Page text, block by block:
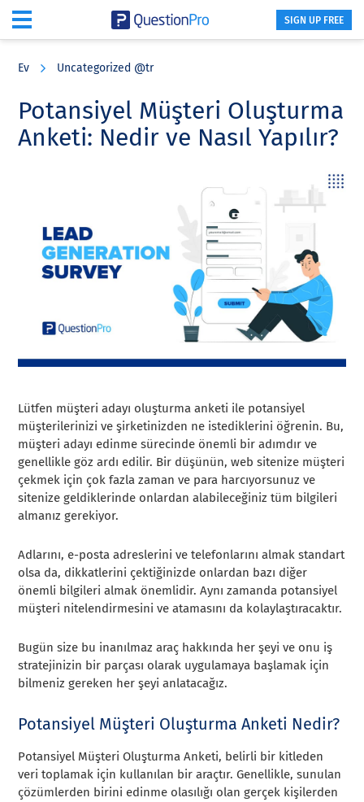
content
sidebar
SIGN UP FREE
Ev Uncategorized @tr
Potansiyel Müşteri Oluşturma
Anketi: Nedir ve Nasıl Yapılır?
Lütfen müşteri adayı oluşturma anketi ile potansiyel
müşterilerinizi ve şirketinizden ne istediklerini öğrenin. Bu,
müşteri adayı edinme sürecinde önemli bir adımdır ve
genellikle göz ardı edilir. Bir düşünün, web sitenize müşteri
çekmek için çok fazla zaman ve para harcıyorsunuz ve
sitenize geldiklerinde onlardan alabileceğiniz tüm bilgileri
almanız gerekiyor.
Adlarını, e-posta adreslerini ve telefonlarını almak standart
olsa da, dikkatlerini çektiğinizde onlardan bazı diğer
önemli bilgileri almak önemlidir. Aynı zamanda potansiyel
müşteri nitelendirmesini ve atamasını da kolaylaştıracaktır.
Bugün size bu inanılmaz araç hakkında her şeyi ve onu iş
stratejinizin bir parçası olarak uygulamaya başlamak için
bilmeniz gereken her şeyi anlatacağız.
Potansiyel Müşteri Oluşturma Anketi Nedir?
Potansiyel Müşteri Oluşturma Anketi, belirli bir kitleden
veri toplamak için kullanılan bir araçtır. Genellikle, sunulan
çözümlerden birini edinme olasılığı olan gerçek kişilerden